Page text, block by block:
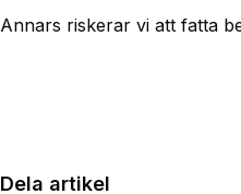
Annars riskerar vi att fatta
Dela artikel